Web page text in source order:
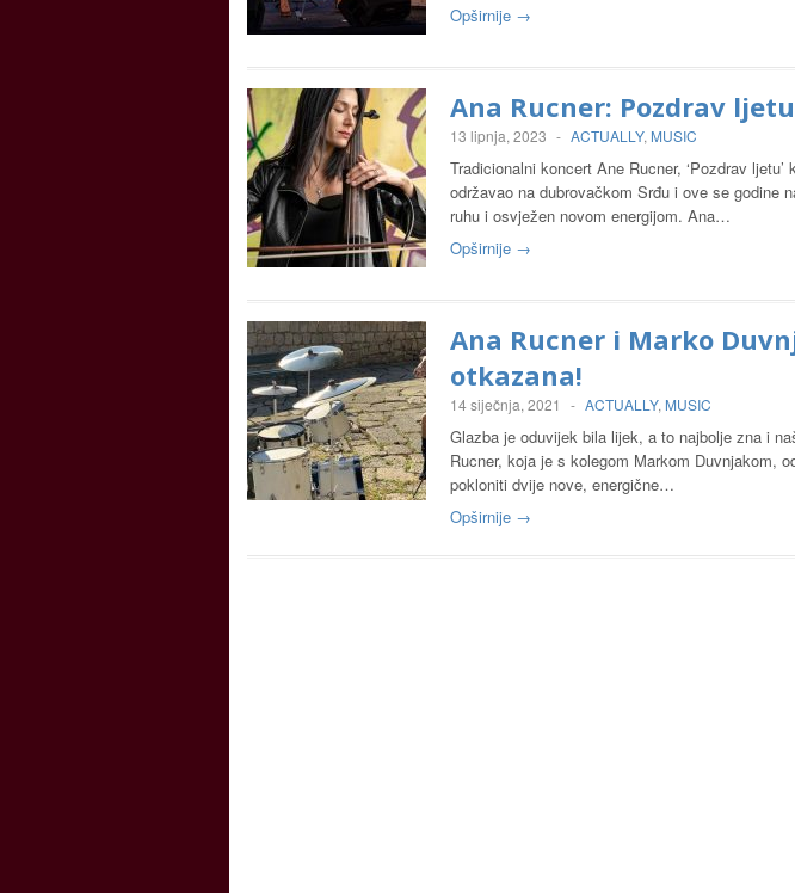
Opširnije →
Ana Rucner: Pozdrav
13 lipnja, 2023 - ACTUALLY, MUSIC
Tradicionalni koncert Ane Rucner, ‘Pozdrav
održavao na dubrovačkom Srđu i ove se godine
ruhu i osvježen novom energijom. Ana…
Opširnije →
Ana Rucner i Marko
otkazana!
14 siječnja, 2021 - ACTUALLY, MUSIC
Glazba je oduvijek bila lijek, a to najbolje zna i
Rucner, koja je s kolegom Markom Duvnjakom,
pokloniti dvije nove, energične…
Opširnije →